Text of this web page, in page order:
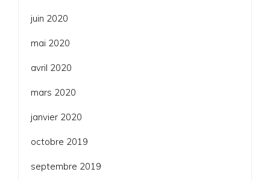
juin 2020
mai 2020
avril 2020
mars 2020
janvier 2020
octobre 2019
septembre 2019